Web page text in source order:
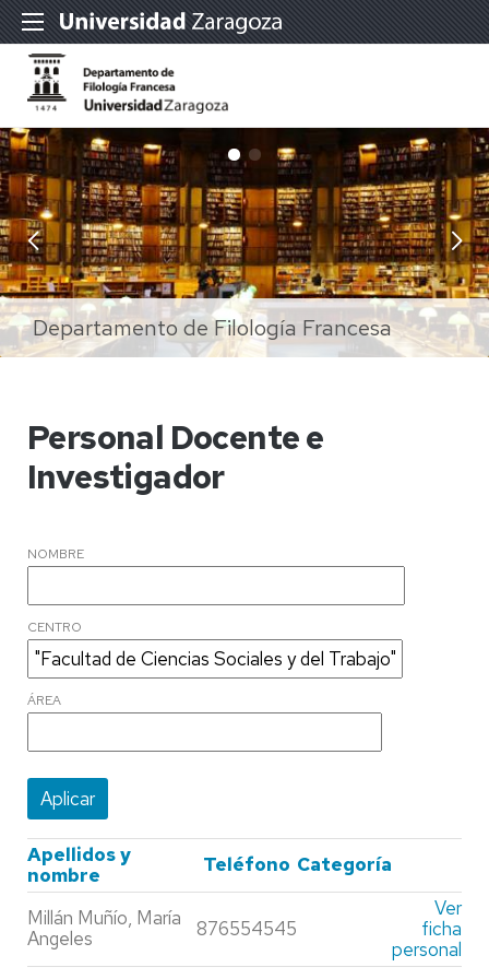
Departamento de Filología Francesa
Departamento de Filología Francesa
Personal Docente e
Investigador
NOMBRE
CENTRO
ÁREA
Apellidos y
nombre
Teléfono Categoría
Millán Muñío, María
Angeles
876554545
Ver
ficha
personal